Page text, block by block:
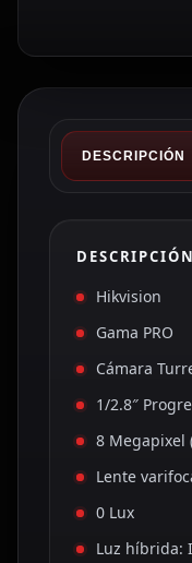
DESCRIPCIÓN
DESCRIPCIÓN
Hikvision
Gama PRO
Cámara
1/2.8″
8 Megapixel
Lente
0 Lux
Luz híbrida: